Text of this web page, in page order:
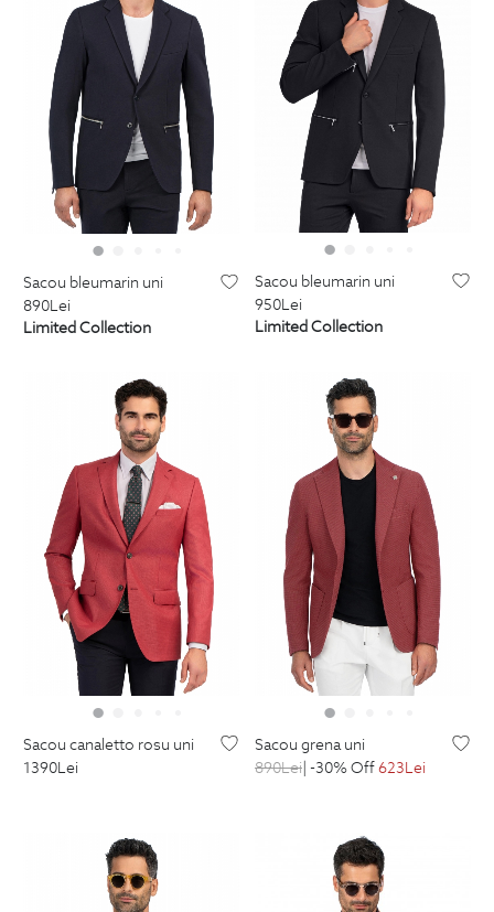
sacou bleumarin uni
890Lei
Limited Collection
sacou bleumarin uni
950Lei
Limited Collection
sacou canaletto rosu uni
1390Lei
sacou grena uni
890Lei| -30% Off623Lei